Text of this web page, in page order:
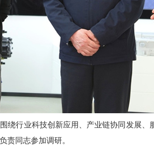
绕行业科技创新应用、产业链协同发展
责同志参加调研。